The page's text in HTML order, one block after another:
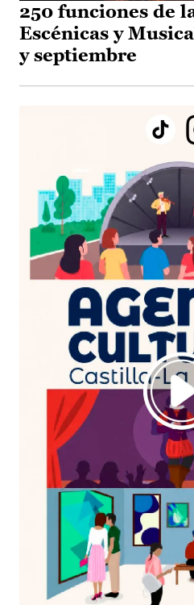
250 funciones de
Escénicas y
y septiembre